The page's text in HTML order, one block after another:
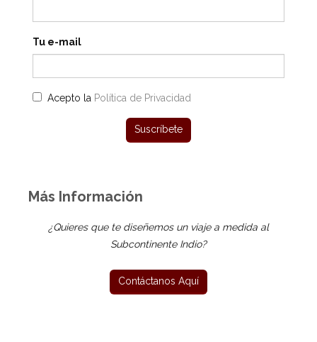
Tu e-mail
Acepto la Política de Privacidad
Más Información
¿Quieres que te diseñemos un viaje a medida al
Subcontinente Indio?